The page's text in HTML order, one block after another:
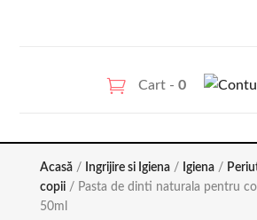
Cart - 0
Acasă/ Ingrijire si Igiena/ Igiena/
copii/ Pasta de dinti naturala pentru
50ml